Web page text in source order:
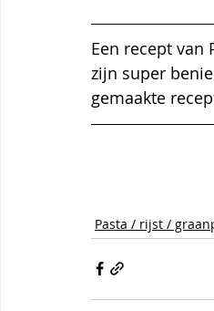
Een recept van
zijn super
gemaakte
Pasta / rijst /